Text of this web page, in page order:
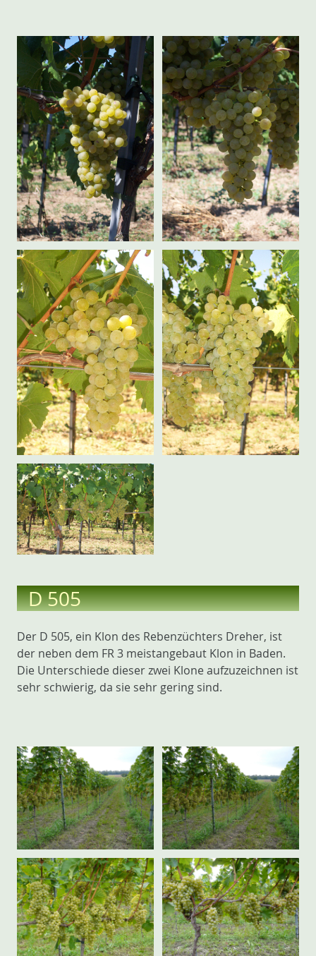
D 505
Der D 505, ein Klon des Rebenzüchters Dreher, ist
der neben dem FR 3 meistangebaut Klon in Baden.
Die Unterschiede dieser zwei Klone aufzuzeichnen ist
sehr schwierig, da sie sehr gering sind.